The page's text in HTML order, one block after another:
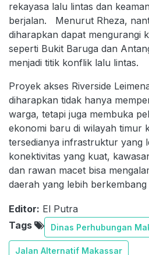
rekayasa lalu lintas dan
berjalan. Menurut Rheza,
diharapkan dapat mengurangi
seperti Bukit Baruga dan
menjadi titik konflik lalu lintas.
Proyek akses Riverside
diharapkan tidak hanya
warga, tetapi juga membuka
ekonomi baru di wilayah timur
tersedianya infrastruktur yang
konektivitas yang kuat,
dan rawan macet bisa
daerah yang lebih
Editor: El Putra
Tags
Dinas Perhubungan
Jalan Alternatif Makassar